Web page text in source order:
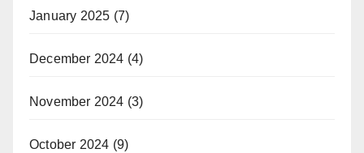
January 2025 (7)
December 2024 (4)
November 2024 (3)
October 2024 (9)